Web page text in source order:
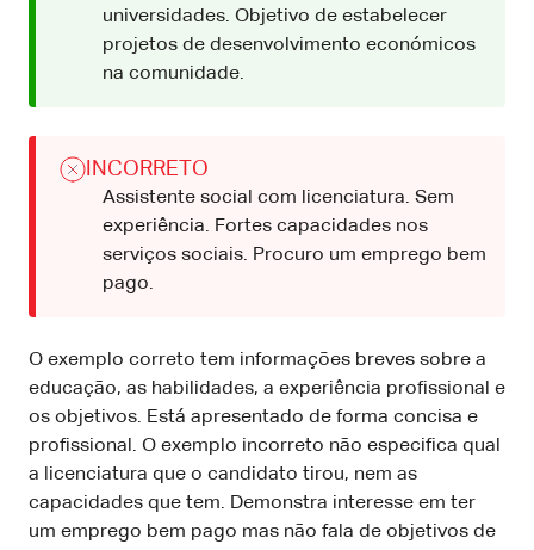
universidades. Objetivo de estabelecer
projetos de desenvolvimento económicos
na comunidade.
INCORRETO
Assistente social com licenciatura. Sem
experiência. Fortes capacidades nos
serviços sociais. Procuro um emprego bem
pago.
O exemplo correto tem informações breves sobre a
educação, as habilidades, a experiência profissional e
os objetivos. Está apresentado de forma concisa e
profissional. O exemplo incorreto não especifica qual
a licenciatura que o candidato tirou, nem as
capacidades que tem. Demonstra interesse em ter
um emprego bem pago mas não fala de objetivos de